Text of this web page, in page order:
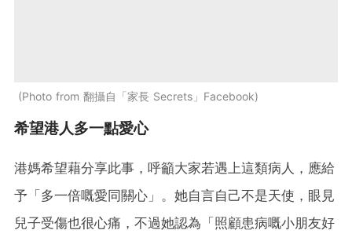
Photo from 翻攝自「家長 Secrets」Facebook
希望港人多一點愛心
港媽希望藉分享此事，呼籲大家若遇上這類病人，應給
予「多一倍嘅愛同關心」。她自言自己不是天使，眼見
兒子受傷也很心痛，不過她認為「照顧患病嘅小朋友好